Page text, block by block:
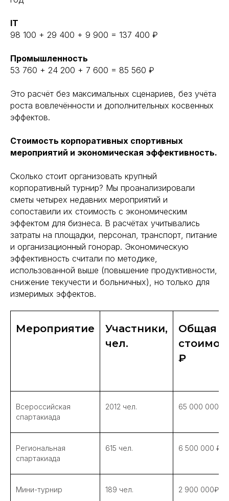
IT
98 100 + 29 400 + 9 900 = 137 400 ₽
Промышленность
53 760 + 24 200 + 7 600 = 85 560 ₽
Это расчёт без максимальных сценариев, без учёта
роста вовлечённости и дополнительных косвенных
эффектов.
Стоимость корпоративных спортивных
мероприятий и экономическая эффективность.
Сколько стоит организовать крупный
корпоративный турнир? Мы проанализировали
сметы четырех недавних мероприятий и
сопоставили их стоимость с экономическим
эффектом для бизнеса. В расчётах учитывались
затраты на площадки, персонал, транспорт, питание
и организационный гонорар. Экономическую
эффективность считали по методике,
использованной выше (повышение продуктивности,
снижение текучести и больничных), но только для
измеримых эффектов.
Мероприятие
Участники,
чел.
Общая
₽
Всероссийская
спартакиада
2012 чел. 65 000 000 ₽
Региональная
спартакиада
615 чел. 6 500 000 ₽
Мини-турнир 189 чел. 2 900 000₽